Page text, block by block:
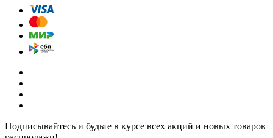
Подписывайтесь и будьте в курсе всех акций и новых товаров